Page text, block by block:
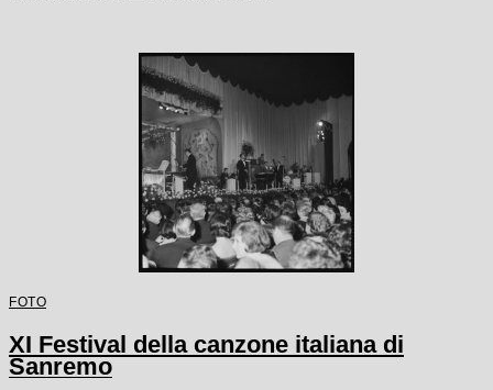
FOTO
XI Festival della canzone italiana di
Sanremo